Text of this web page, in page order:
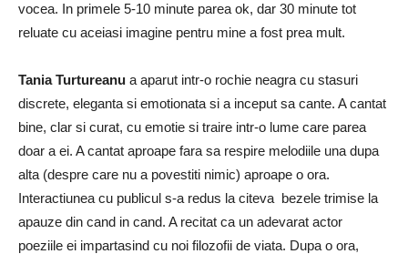
vocea. In primele 5-10 minute parea ok, dar 30 minute tot
reluate cu aceiasi imagine pentru mine a fost prea mult.
Tania Turtureanu a aparut intr-o rochie neagra cu stasuri
discrete, eleganta si emotionata si a inceput sa cante. A cantat
bine, clar si curat, cu emotie si traire intr-o lume care parea
doar a ei. A cantat aproape fara sa respire melodiile una dupa
alta (despre care nu a povestiti nimic) aproape o ora.
Interactiunea cu publicul s-a redus la citeva bezele trimise la
apauze din cand in cand. A recitat ca un adevarat actor
poeziile ei impartasind cu noi filozofii de viata. Dupa o ora,